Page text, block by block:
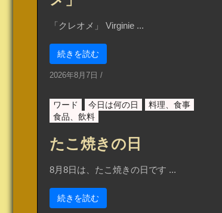
「クレオメ」 Virginie ...
続きを読む
2026年8月7日 /
ワード 今日は何の日
料理、食事
食品、飲料
たこ焼きの日
8月8日は、たこ焼きの日です ...
続きを読む